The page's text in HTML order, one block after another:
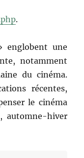
.
englobent une
notamment
du cinéma.
récentes,
le cinéma
automne-hiver